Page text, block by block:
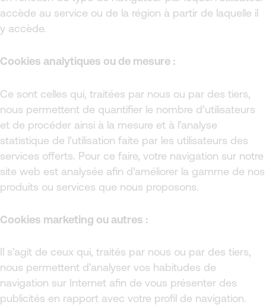
accède au service ou de la région à partir de laquelle il
y accède.
Cookies analytiques ou de mesure :
Ce sont celles qui, traitées par nous ou par des tiers,
nous permettent de quantifier le nombre d’utilisateurs
et de procéder ainsi à la mesure et à l’analyse
statistique de l’utilisation faite par les utilisateurs des
services offerts. Pour ce faire, votre navigation sur notre
site web est analysée afin d’améliorer la gamme de nos
produits ou services que nous proposons.
Cookies marketing ou autres :
Il s’agit de ceux qui, traités par nous ou par des tiers,
nous permettent d’analyser vos habitudes de
navigation sur Internet afin de vous présenter des
publicités en rapport avec votre profil de navigation.